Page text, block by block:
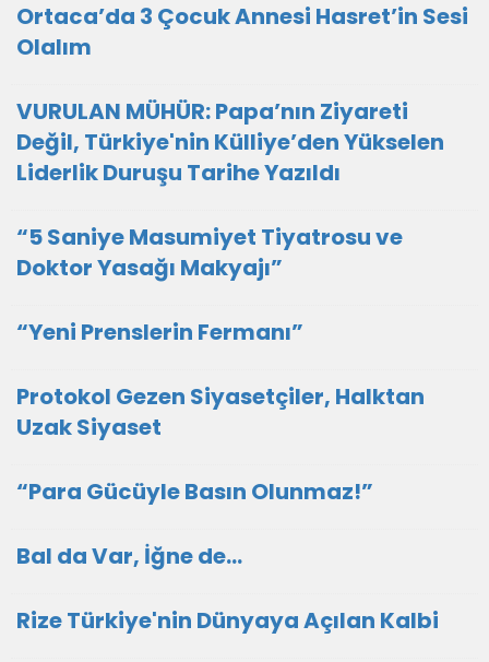
Ortaca’da 3 Çocuk Annesi Hasret’in Sesi
Olalım
VURULAN MÜHÜR: Papa’nın Ziyareti
Değil, Türkiye'nin Külliye’den Yükselen
Liderlik Duruşu Tarihe Yazıldı
“5 Saniye Masumiyet Tiyatrosu ve
Doktor Yasağı Makyajı”
“Yeni Prenslerin Fermanı”
Protokol Gezen Siyasetçiler, Halktan
Uzak Siyaset
“Para Gücüyle Basın Olunmaz!”
Bal da Var, İğne de…
Rize Türkiye'nin Dünyaya Açılan Kalbi